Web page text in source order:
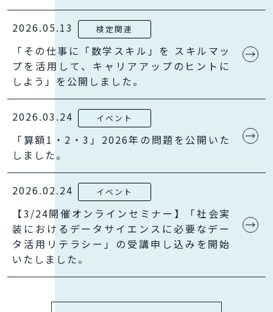
2026.05.13 検定関連
「その仕事に「数学スキル」を スキルマッ
プを活用して、キャリアアップのヒントに
しよう」を公開しました。
2026.03.24 イベント
「算額1・2・3」2026年の問題を公開いた
しました。
2026.02.24 イベント
【3/24開催オンラインセミナー】「社会実
装におけるデータサイエンスに必要なデー
タ活用リテラシー」の受講申し込みを開始
いたしました。